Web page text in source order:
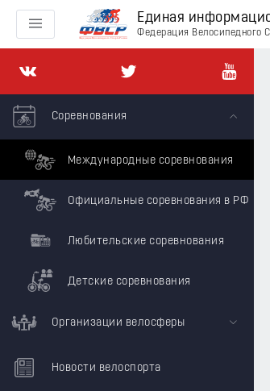
Единая
Федерация Велосипедного
Соревнования
Международные соревнования
Официальные соревнования в РФ
Любительские соревнования
Детские соревнования
Организации велосферы
Новости велоспорта